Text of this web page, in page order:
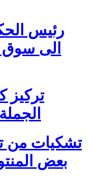
رئيس
الى سوق
تركيز
تشكيات من
بعض